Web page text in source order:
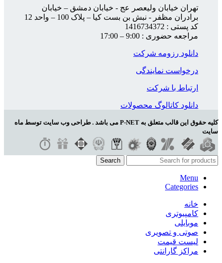
تهران خیابان ولیعصر عج - خیابان دمشق – خیابان
برادران مظفر - نبش بن بست کیا – پلاک 100 – واحد 12
کد پستی : 1416734372
مراجعه حضوری : 9:00 – 17:00
دانلود رزومه شرکت
درخواست نمایندگی
ارتباط با شرکت
دانلود کاتالوگ محصولات
کلیه حقوق این قالب متعلق به P-NET می باشد . طراحی وب سایت توسط ماه
سایت
Search
Menu
Categories
خانه
کامپیوتری
موبایلی
صوتی و تصویری
لیست قیمت
مراکز گارانتی